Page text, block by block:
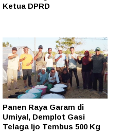
Ketua DPRD
Panen Raya Garam di
Umiyal, Demplot Gasi
Telaga Ijo Tembus 500 Kg